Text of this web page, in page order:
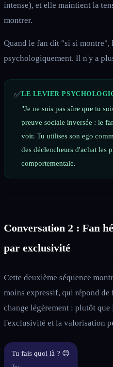
intense), et elle maintient la
montrer.
Quand le fan dit "si si montre",
psychologiquement. Il n'y a
✅LE LEVIER
"Je ne suis pas sûre que tu
preuve sociale inversée : le
voir. Tu utilises son ego
des déclencheurs d'achat les
comportementale.
Conversation 2 : Fan
par exclusivité
Cette deuxième séquence
moins expressif, qui répond
change légèrement : plutôt
l'exclusivité et la valorisation
Tu fais quoi là ? 😊